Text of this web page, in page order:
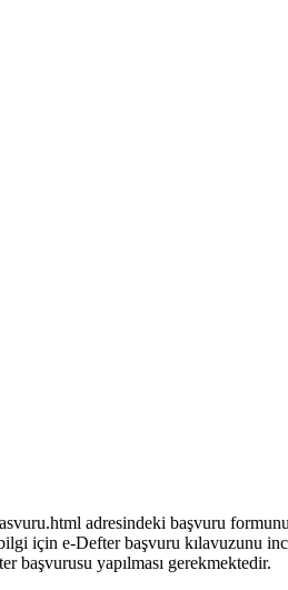
adresindeki başvuru
bilgi için e-Defter başvuru kılavuzunu
başvurusu yapılması gerekmektedir.